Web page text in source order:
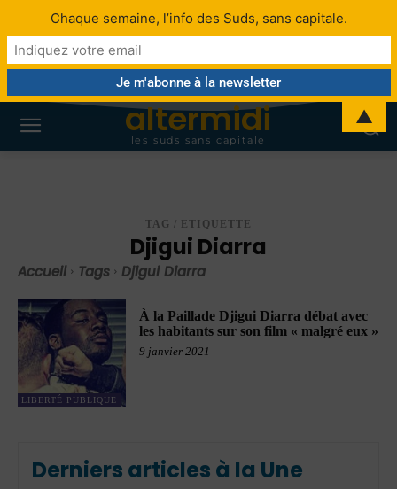
altermidi
les suds sans capitale
TAG / ETIQUETTE
Djigui Diarra
Accueil Tags Djigui Diarra
LIBERTÉ PUBLIQUE
À la Paillade Djigui Diarra débat avec
les habitants sur son film « malgré eux »
9 janvier 2021
Derniers articles à la Une
Chaque semaine, l’info des Suds, sans capitale.
▲